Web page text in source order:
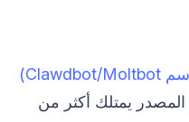
يمتلك أكثر من